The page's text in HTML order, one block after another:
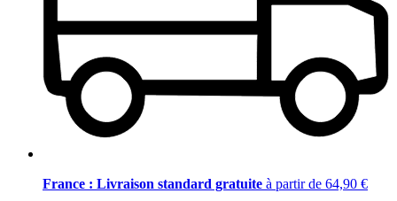
France : Livraison standard gratuite à partir de 64,90 €